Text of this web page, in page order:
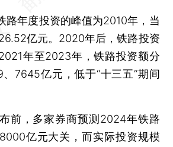
年度投资的峰值为2010年，当
亿元。2020年后，铁路投资
年至2023年，铁路投资额分
7645亿元，低于“十三五”期间
，多家券商预测2024年铁路
亿元大关，而实际投资规模